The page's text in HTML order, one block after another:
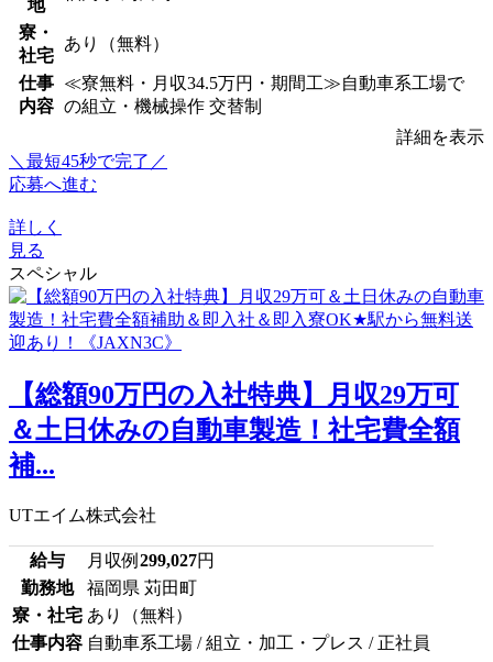
地
寮・
社宅
あり（無料）
仕事
内容
≪寮無料・月収34.5万円・期間工≫自動車系工場で
の組立・機械操作 交替制
詳細を表示
＼最短45秒で完了／
応募へ進む
詳しく
見る
スペシャル
【総額90万円の入社特典】月収29万可
＆土日休みの自動車製造！社宅費全額
補...
UTエイム株式会社
給与 月収例 299,027円
勤務地
福岡県 苅田町
寮・社宅 あり（無料）
仕事内容 自動車系工場 / 組立・加工・プレス / 正社員